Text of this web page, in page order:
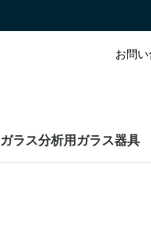
お問
ガラス分析用ガラス器具